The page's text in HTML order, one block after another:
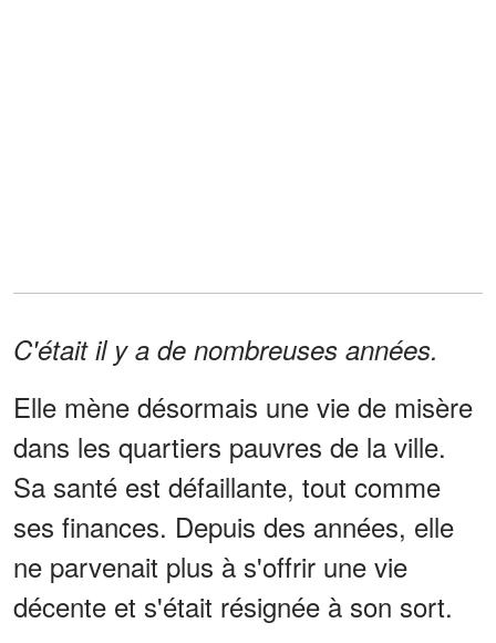
C'était il y a de nombreuses années.
Elle mène désormais une vie de misère
dans les quartiers pauvres de la ville.
Sa santé est défaillante, tout comme
ses finances. Depuis des années, elle
ne parvenait plus à s'offrir une vie
décente et s'était résignée à son sort.